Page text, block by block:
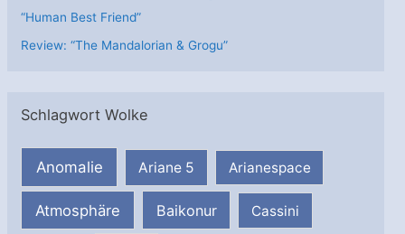
“Human Best Friend”
Review: “The Mandalorian & Grogu”
Schlagwort Wolke
Anomalie Ariane 5 Arianespace
Atmosphäre Baikonur Cassini